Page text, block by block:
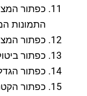
כפתור
התמונות
כפתור
כפתור
כפתור
כפתור